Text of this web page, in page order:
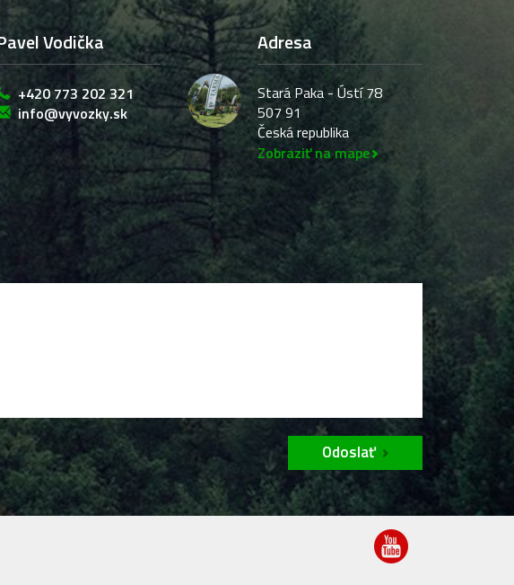
Vodička
+420 773 202 321
info@vyvozky.sk
Adresa
Stará Paka - Ústí 78
507 91
Česká republika
Zobraziť na mape
Odoslať